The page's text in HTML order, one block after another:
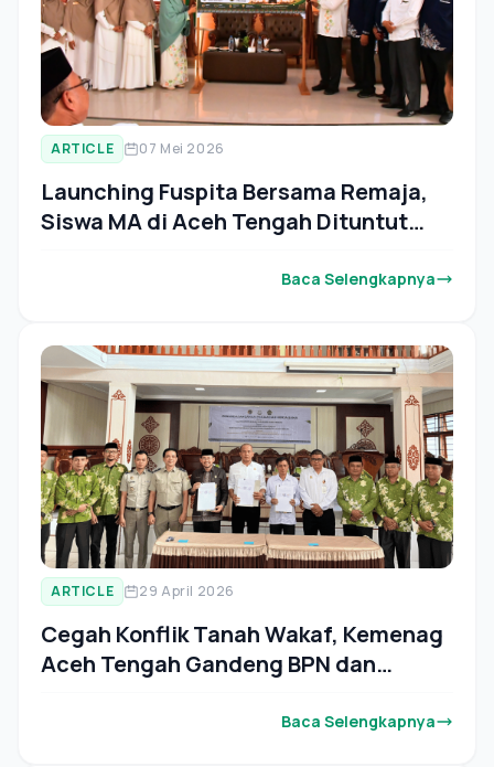
ARTICLE 07 Mei 2026
Launching Fuspita Bersama Remaja,
Siswa MA di Aceh Tengah Dituntut
Baca Selengkapnya
ARTICLE 29 April 2026
Cegah Konflik Tanah Wakaf, Kemenag
Aceh Tengah Gandeng BPN dan
Baca Selengkapnya